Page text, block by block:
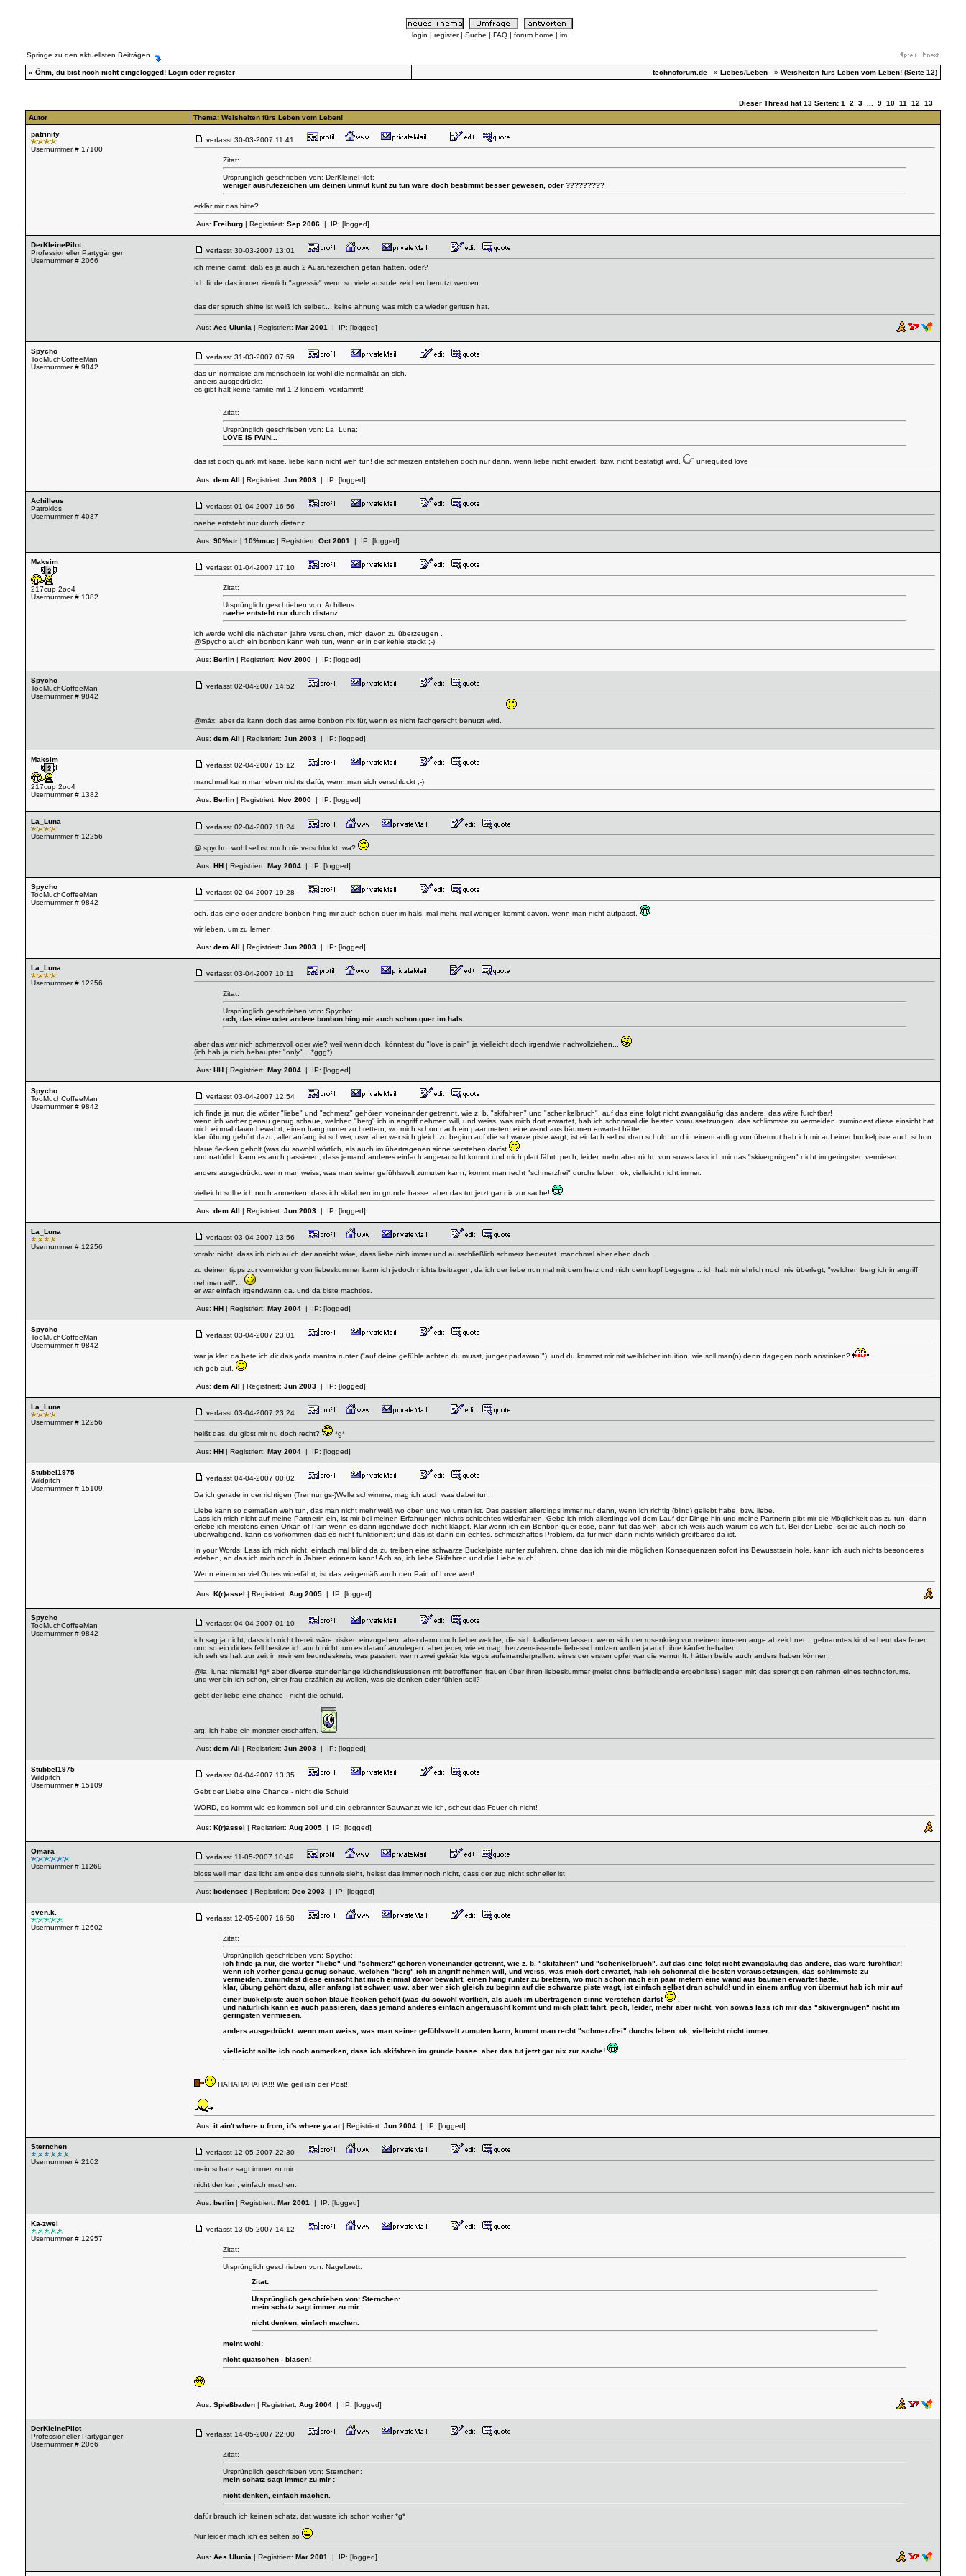
login | register | Suche | FAQ | forum home | im
Springe zu den aktuellsten Beiträgen
» Öhm, du bist noch nicht eingelogged! Login oder register technoforum.de » Liebes/Leben » Weisheiten fürs Leben vom Leben! (Seite 12)
Dieser Thread hat 13 Seiten: 1 2 3 9 10 11 12 13
Autor
Thema: Weisheiten fürs Leben vom Leben!
patrinity
Usernummer # 17100
verfasst 30-03-2007 11:41
Zitat:
Ursprünglich geschrieben von: DerKleinePilot:
weniger ausrufezeichen um deinen unmut kunt zu tun wäre doch bestimmt besser gewesen, oder ?????????
erklär mir das bitte?
Aus: Freiburg | Registriert: Sep 2006 | IP: [logged]
DerKleinePilot
Professioneller Partygänger
Usernummer # 2066
verfasst 30-03-2007 13:01
ich meine damit, daß es ja auch 2 Ausrufezeichen getan hätten, oder?
Ich finde das immer ziemlich "agressiv" wenn so viele ausrufe zeichen benutzt werden.
das der spruch shitte ist weiß ich selber.... keine ahnung was mich da wieder geritten hat.
Aus: Aes Ulunia | Registriert: Mar 2001 | IP: [logged]
Spycho
TooMuchCoffeeMan
Usernummer # 9842
verfasst 31-03-2007 07:59
das un-normalste am menschsein ist wohl die normalität an sich.
anders ausgedrückt:
es gibt halt keine familie mit 1,2 kindern, verdammt!
Zitat:
Ursprünglich geschrieben von: La_Luna:
LOVE IS PAIN...
das ist doch quark mit käse. liebe kann nicht weh tun! die schmerzen entstehen doch nur dann, wenn liebe nicht erwidert, bzw. nicht bestätigt wird. unrequited love
Aus: dem All | Registriert: Jun 2003 | IP: [logged]
Achilleus
Patroklos
Usernummer # 4037
verfasst 01-04-2007 16:56
naehe entsteht nur durch distanz
Aus: 90%str | 10%muc | Registriert: Oct 2001 | IP: [logged]
Maksim
217cup 2oo4
Usernummer # 1382
verfasst 01-04-2007 17:10
Zitat:
Ursprünglich geschrieben von: Achilleus:
naehe entsteht nur durch distanz
ich werde wohl die nächsten jahre versuchen, mich davon zu überzeugen .
@Spycho auch ein bonbon kann weh tun, wenn er in der kehle steckt ;-)
Aus: Berlin | Registriert: Nov 2000 | IP: [logged]
Spycho
TooMuchCoffeeMan
Usernummer # 9842
verfasst 02-04-2007 14:52
@mäx: aber da kann doch das arme bonbon nix für, wenn es nicht fachgerecht benutzt wird.
Aus: dem All | Registriert: Jun 2003 | IP: [logged]
Maksim
217cup 2oo4
Usernummer # 1382
verfasst 02-04-2007 15:12
manchmal kann man eben nichts dafür, wenn man sich verschluckt ;-)
Aus: Berlin | Registriert: Nov 2000 | IP: [logged]
La_Luna
Usernummer # 12256
verfasst 02-04-2007 18:24
@ spycho: wohl selbst noch nie verschluckt, wa?
Aus: HH | Registriert: May 2004 | IP: [logged]
Spycho
TooMuchCoffeeMan
Usernummer # 9842
verfasst 02-04-2007 19:28
och, das eine oder andere bonbon hing mir auch schon quer im hals, mal mehr, mal weniger. kommt davon, wenn man nicht aufpasst.
wir leben, um zu lernen.
Aus: dem All | Registriert: Jun 2003 | IP: [logged]
La_Luna
Usernummer # 12256
verfasst 03-04-2007 10:11
Zitat:
Ursprünglich geschrieben von: Spycho:
och, das eine oder andere bonbon hing mir auch schon quer im hals
aber das war nich schmerzvoll oder wie? weil wenn doch, könntest du "love is pain" ja vielleicht doch irgendwie nachvollziehen...
(ich hab ja nich behauptet "only"... *ggg*)
Aus: HH | Registriert: May 2004 | IP: [logged]
Spycho
TooMuchCoffeeMan
Usernummer # 9842
verfasst 03-04-2007 12:54
ich finde ja nur, die wörter "liebe" und "schmerz" gehören voneinander getrennt, wie z. b. "skifahren" und "schenkelbruch". auf das eine folgt nicht zwangsläufig das andere, das wäre furchtbar!
wenn ich vorher genau genug schaue, welchen "berg" ich in angriff nehmen will, und weiss, was mich dort erwartet, hab ich schonmal die besten voraussetzungen, das schlimmste zu vermeiden. zumindest diese einsicht hat
mich einmal davor bewahrt, einen hang runter zu brettern, wo mich schon nach ein paar metern eine wand aus bäumen erwartet hätte.
klar, übung gehört dazu, aller anfang ist schwer, usw. aber wer sich gleich zu beginn auf die schwarze piste wagt, ist einfach selbst dran schuld! und in einem anflug von übermut hab ich mir auf einer buckelpiste auch schon
blaue flecken geholt (was du sowohl wörtlich, als auch im übertragenen sinne verstehen darfst
und natürlich kann es auch passieren, dass jemand anderes einfach angerauscht kommt und mich platt fährt. pech, leider, mehr aber nicht. von sowas lass ich mir das "skivergnügen" nicht im geringsten vermiesen.
anders ausgedrückt: wenn man weiss, was man seiner gefühlswelt zumuten kann, kommt man recht "schmerzfrei" durchs leben. ok, vielleicht nicht immer.
vielleicht sollte ich noch anmerken, dass ich skifahren im grunde hasse. aber das tut jetzt gar nix zur sache!
Aus: dem All | Registriert: Jun 2003 | IP: [logged]
La_Luna
Usernummer # 12256
verfasst 03-04-2007 13:56
vorab: nicht, dass ich nich auch der ansicht wäre, dass liebe nich immer und ausschließlich schmerz bedeutet. manchmal aber eben doch...
zu deinen tipps zur vermeidung von liebeskummer kann ich jedoch nichts beitragen, da ich der liebe nun mal mit dem herz und nich dem kopf begegne... ich hab mir ehrlich noch nie überlegt, "welchen berg ich in angriff
nehmen will"...
er war einfach irgendwann da. und da biste machtlos.
Aus: HH | Registriert: May 2004 | IP: [logged]
Spycho
TooMuchCoffeeMan
Usernummer # 9842
verfasst 03-04-2007 23:01
war ja klar. da bete ich dir das yoda mantra runter ("auf deine gefühle achten du musst, junger padawan!"), und du kommst mir mit weiblicher intuition. wie soll man(n) denn dagegen noch anstinken?
ich geb auf.
Aus: dem All | Registriert: Jun 2003 | IP: [logged]
La_Luna
Usernummer # 12256
verfasst 03-04-2007 23:24
heißt das, du gibst mir nu doch recht? *g*
Aus: HH | Registriert: May 2004 | IP: [logged]
Stubbel1975
Wildpitch
Usernummer # 15109
verfasst 04-04-2007 00:02
Da ich gerade in der richtigen (Trennungs-)Welle schwimme, mag ich auch was dabei tun:
Liebe kann so dermaßen weh tun, das man nicht mehr weiß wo oben und wo unten ist. Das passiert allerdings immer nur dann, wenn ich richtig (blind) geliebt habe, bzw. liebe.
Lass ich mich nicht auf meine Partnerin ein, ist mir bei meinen Erfahrungen nichts schlechtes widerfahren. Gebe ich mich allerdings voll dem Lauf der Dinge hin und meine Partnerin gibt mir die Möglichkeit das zu tun, dann
erlebe ich meistens einen Orkan of Pain wenn es dann irgendwie doch nicht klappt. Klar wenn ich ein Bonbon quer esse, dann tut das weh, aber ich weiß auch warum es weh tut. Bei der Liebe, sei sie auch noch so
überwältigend, kann es vorkommen das es nicht funktioniert; und das ist dann ein echtes, schmerzhaftes Problem, da für mich dann nichts wirklich greifbares da ist.
In your Words: Lass ich mich nicht, einfach mal blind da zu treiben eine schwarze Buckelpiste runter zufahren, ohne das ich mir die möglichen Konsequenzen sofort ins Bewusstsein hole, kann ich auch nichts besonderes
erleben, an das ich mich noch in Jahren erinnern kann! Ach so, ich liebe Skifahren und die Liebe auch!
Wenn einem so viel Gutes widerfährt, ist das zeitgemäß auch den Pain of Love wert!
Aus: K(r)assel | Registriert: Aug 2005 | IP: [logged]
Spycho
TooMuchCoffeeMan
Usernummer # 9842
verfasst 04-04-2007 01:10
ich sag ja nicht, dass ich nicht bereit wäre, risiken einzugehen. aber dann doch lieber welche, die sich kalkulieren lassen. wenn sich der rosenkrieg vor meinem inneren auge abzeichnet... gebranntes kind scheut das feuer.
und so ein dickes fell besitze ich auch nicht, um es darauf anzulegen. aber jeder, wie er mag. herzzerreissende liebesschnulzen wollen ja auch ihre käufer behalten.
ich seh es halt zur zeit in meinem freundeskreis, was passiert, wenn zwei gekränkte egos aufeinanderprallen. eines der ersten opfer war die vernunft. hätten beide auch anders haben können.
@la_luna: niemals! *g* aber diverse stundenlange küchendiskussionen mit betroffenen frauen über ihren liebeskummer (meist ohne befriedigende ergebnisse) sagen mir: das sprengt den rahmen eines technoforums.
und wer bin ich schon, einer frau erzählen zu wollen, was sie denken oder fühlen soll?
gebt der liebe eine chance - nicht die schuld.
arg, ich habe ein monster erschaffen.
Aus: dem All | Registriert: Jun 2003 | IP: [logged]
Stubbel1975
Wildpitch
Usernummer # 15109
verfasst 04-04-2007 13:35
Gebt der Liebe eine Chance - nicht die Schuld
WORD, es kommt wie es kommen soll und ein gebrannter Sauwanzt wie ich, scheut das Feuer eh nicht!
Aus: K(r)assel | Registriert: Aug 2005 | IP: [logged]
Omara
Usernummer # 11269
verfasst 11-05-2007 10:49
bloss weil man das licht am ende des tunnels sieht, heisst das immer noch nicht, dass der zug nicht schneller ist.
Aus: bodensee | Registriert: Dec 2003 | IP: [logged]
sven.k.
Usernummer # 12602
verfasst 12-05-2007 16:58
Zitat:
Ursprünglich geschrieben von: Spycho:
ich finde ja nur, die wörter "liebe" und "schmerz" gehören voneinander getrennt, wie z. b. "skifahren" und "schenkelbruch". auf das eine folgt nicht zwangsläufig das andere, das wäre furchtbar!
wenn ich vorher genau genug schaue, welchen "berg" ich in angriff nehmen will, und weiss, was mich dort erwartet, hab ich schonmal die besten voraussetzungen, das schlimmste zu
vermeiden. zumindest diese einsicht hat mich einmal davor bewahrt, einen hang runter zu brettern, wo mich schon nach ein paar metern eine wand aus bäumen erwartet hätte.
klar, übung gehört dazu, aller anfang ist schwer, usw. aber wer sich gleich zu beginn auf die schwarze piste wagt, ist einfach selbst dran schuld! und in einem anflug von übermut hab ich mir auf
einer buckelpiste auch schon blaue flecken geholt (was du sowohl wörtlich, als auch im übertragenen sinne verstehen darfst
und natürlich kann es auch passieren, dass jemand anderes einfach angerauscht kommt und mich platt fährt. pech, leider, mehr aber nicht. von sowas lass ich mir das "skivergnügen" nicht im
geringsten vermiesen.
anders ausgedrückt: wenn man weiss, was man seiner gefühlswelt zumuten kann, kommt man recht "schmerzfrei" durchs leben. ok, vielleicht nicht immer.
vielleicht sollte ich noch anmerken, dass ich skifahren im grunde hasse. aber das tut jetzt gar nix zur sache!
HAHAHAHAHA!!! Wie geil is'n der Post!!
Aus: it ain't where u from, it's where ya at| Registriert: Jun 2004 | IP: [logged]
Sternchen
Usernummer # 2102
verfasst 12-05-2007 22:30
mein schatz sagt immer zu mir :
nicht denken, einfach machen.
Aus: berlin | Registriert: Mar 2001 | IP: [logged]
Ka-zwei
Usernummer # 12957
verfasst 13-05-2007 14:12
Zitat:
Ursprünglich geschrieben von: Nagelbrett:
Zitat:
Ursprünglich geschrieben von: Sternchen:
mein schatz sagt immer zu mir :
nicht denken, einfach machen.
meint wohl:
nicht quatschen - blasen!
Aus: Spießbaden | Registriert: Aug 2004 | IP: [logged]
DerKleinePilot
Professioneller Partygänger
Usernummer # 2066
verfasst 14-05-2007 22:00
Zitat:
Ursprünglich geschrieben von: Sternchen:
mein schatz sagt immer zu mir :
nicht denken, einfach machen.
dafür brauch ich keinen schatz, dat wusste ich schon vorher *g*
Nur leider mach ich es selten so
Aus: Aes Ulunia | Registriert: Mar 2001 | IP: [logged]